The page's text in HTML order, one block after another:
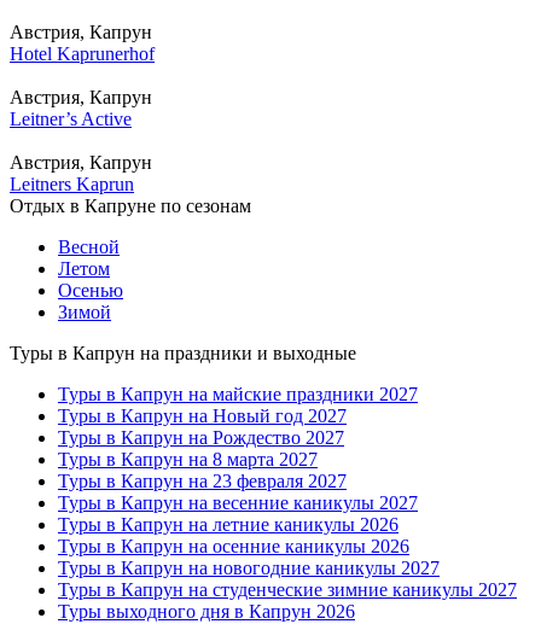
Австрия, Капрун
Hotel Kaprunerhof
Австрия, Капрун
Leitner’s Active
Австрия, Капрун
Leitners Kaprun
Отдых в Капруне по сезонам
Весной
Летом
Осенью
Зимой
Туры в Капрун на праздники и выходные
Туры в Капрун на майские праздники 2027
Туры в Капрун на Новый год 2027
Туры в Капрун на Рождество 2027
Туры в Капрун на 8 марта 2027
Туры в Капрун на 23 февраля 2027
Туры в Капрун на весенние каникулы 2027
Туры в Капрун на летние каникулы 2026
Туры в Капрун на осенние каникулы 2026
Туры в Капрун на новогодние каникулы 2027
Туры в Капрун на студенческие зимние каникулы 2027
Туры выходного дня в Капрун 2026